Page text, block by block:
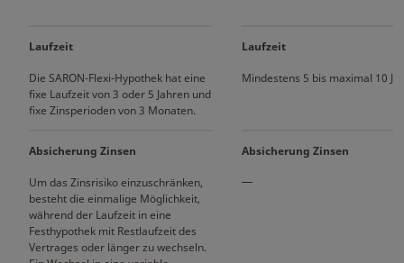
Laufzeit
Die SARON-Flexi-Hypothek hat eine
fixe Laufzeit von 3 oder 5 Jahren und
fixe Zinsperioden von 3 Monaten.
Laufzeit
Mindestens 5 bis maximal 10
Absicherung Zinsen
Um das Zinsrisiko einzuschränken,
besteht die einmalige Möglichkeit,
während der Laufzeit in eine
Festhypothek mit Restlaufzeit des
Vertrages oder länger zu wechseln.
Absicherung Zinsen